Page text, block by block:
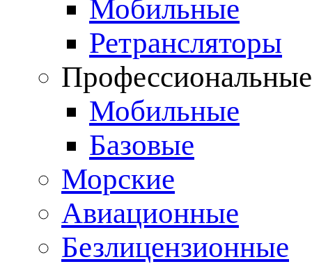
Мобильные
Ретрансляторы
Мобильные
Базовые
Морские
Авиационные
Безлицензионные